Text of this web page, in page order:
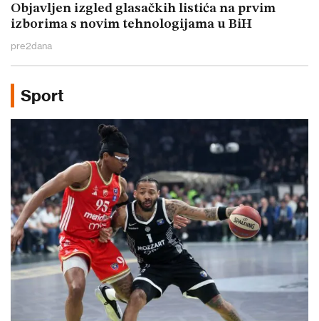
Objavljen izgled glasačkih listića na prvim
izborima s novim tehnologijama u BiH
pre2dana
Sport